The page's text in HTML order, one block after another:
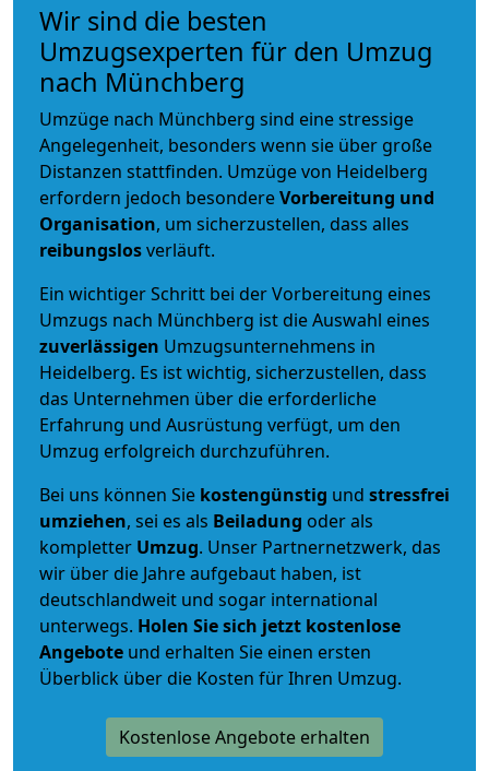
Wir sind die besten
Umzugsexperten für den Umzug
nach Münchberg
Umzüge nach Münchberg sind eine stressige
Angelegenheit, besonders wenn sie über große
Distanzen stattfinden. Umzüge von Heidelberg
erfordern jedoch besondereVorbereitung und
Organisation, um sicherzustellen, dass alles
reibungslosverläuft.
Ein wichtiger Schritt bei der Vorbereitung eines
Umzugs nach Münchberg ist die Auswahl eines
zuverlässigen Umzugsunternehmens in
Heidelberg. Es ist wichtig, sicherzustellen, dass
das Unternehmen über die erforderliche
Erfahrung und Ausrüstung verfügt, um den
Umzug erfolgreich durchzuführen.
Bei uns können Sie kostengünstig und stressfrei
umziehen, sei es als Beiladung oder als
kompletter Umzug. Unser Partnernetzwerk, das
wir über die Jahre aufgebaut haben, ist
deutschlandweit und sogar international
unterwegs. Holen Sie sich jetzt kostenlose
Angebote und erhalten Sie einen ersten
Überblick über die Kosten für Ihren Umzug.
Kostenlose Angebote erhalten